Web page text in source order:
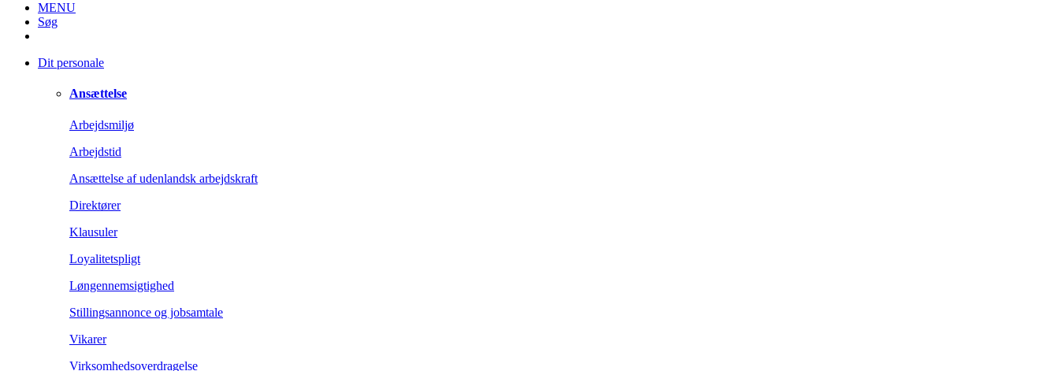
MENU
Søg
Dit personale
Ansættelse
Arbejdsmiljø
Arbejdstid
Ansættelse af udenlandsk arbejdskraft
Direktører
Klausuler
Loyalitetspligt
Løngennemsigtighed
Stillingsannonce og jobsamtale
Vikarer
Virksomhedsoverdragelse